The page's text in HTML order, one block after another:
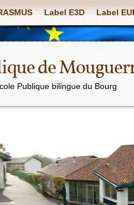
Label E3D Label
de
Publique bilingue du Bourg